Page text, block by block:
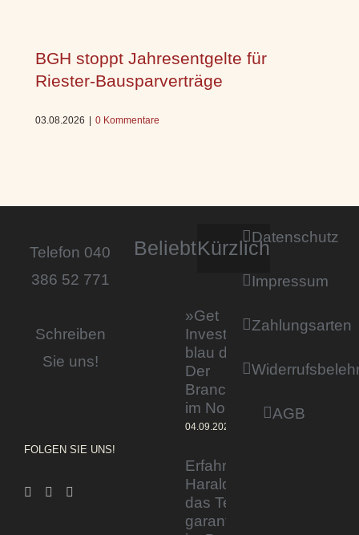
BGH stoppt Jahresentgelte für
Riester-Bausparverträge
03.08.2026 0 Kommentare
Telefon 040
386 52 771
Schreiben
Sie uns!
FOLGEN SIE UNS!
BeliebtKürzlich
»Get
Invested by
blau direkt«:
Der
Branchentag
im Norden
04.09.2023
Erfahrener Experte
Harald Wesely stärkt
das Team von
garantiertmehrnetto.de
Datenschutz
Impressum
Zahlungsarten
AGB